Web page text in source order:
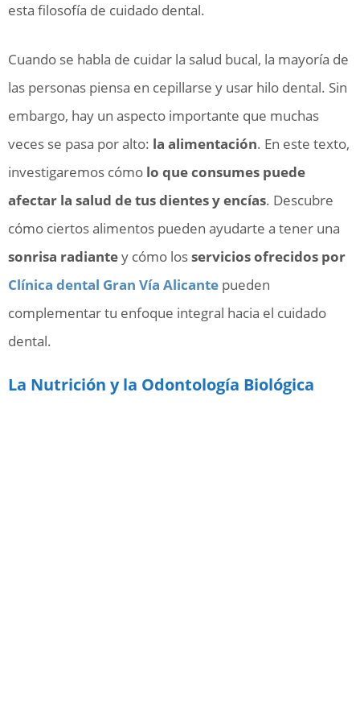
esta filosofía de cuidado dental.
Cuando se habla de cuidar la salud bucal, la mayoría de
las personas piensa en cepillarse y usar hilo dental. Sin
embargo, hay un aspecto importante que muchas
veces se pasa por alto: la alimentación. En este texto,
investigaremos cómo lo que consumes puede
afectar la salud de tus dientes y encías. Descubre
cómo ciertos alimentos pueden ayudarte a tener una
sonrisa radiantey cómo losservicios ofrecidos por
Clínica dental Gran Vía Alicante pueden
complementar tu enfoque integral hacia el cuidado
dental.
La Nutrición y la Odontología Biológica